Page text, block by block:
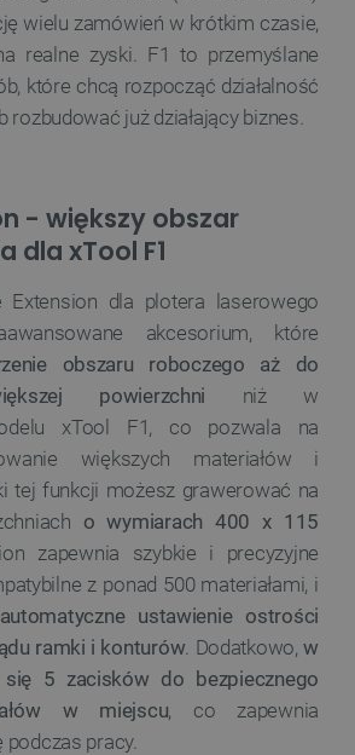
wielu zamówień w krótkim czasie,
realne zyski. F1 to przemyślane
które chcą rozpocząć działalność
rozbudować już działający biznes.
- większy obszar
dla xTool F1
Extension dla plotera laserowego
akcesorium, które
obszaru roboczego aż do
powierzchni niż w
xTool F1, co pozwala na
większych materiałów i
tej funkcji możesz grawerować na
o wymiarach 400 x 115
zapewnia szybkie i precyzyjne
z ponad 500 materiałami, i
ustawienie ostrości
ramki i konturów . Dodatkowo,w
się 5 zacisków do bezpiecznego
w miejscu, co zapewnia
pracy.
Cloudflare Inc.